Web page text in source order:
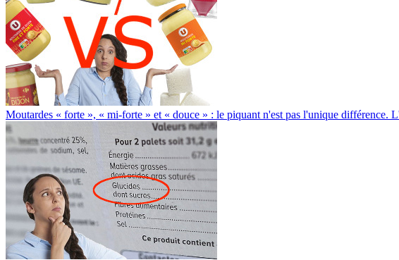
Moutardes « forte », « mi-forte » et « douce » : le piquant n'est pas l'unique différence.